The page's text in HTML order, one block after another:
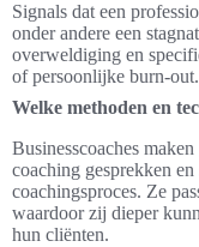
Signals dat een
onder andere een
overweldiging en
of persoonlijke burn-out.
Welke methoden en
Businesscoaches
coaching gesprekken
coachingsproces. Ze
waardoor zij dieper
hun cliënten.